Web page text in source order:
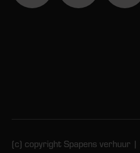
(c) copyright Spapens verhuur |